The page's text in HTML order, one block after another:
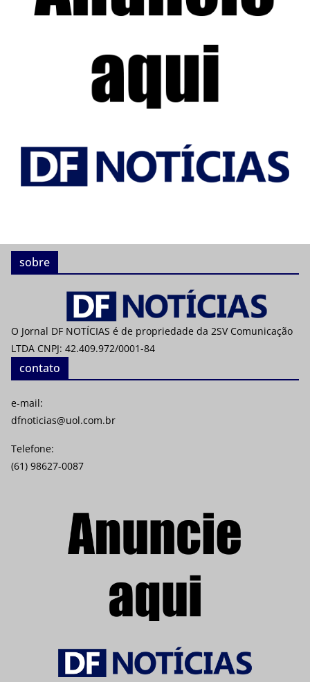
sobre
O Jornal DF NOTÍCIAS é de propriedade da 2SV Comunicação
LTDA CNPJ: 42.409.972/0001-84
contato
e-mail:
dfnoticias@uol.com.br
Telefone:
(61) 98627-0087